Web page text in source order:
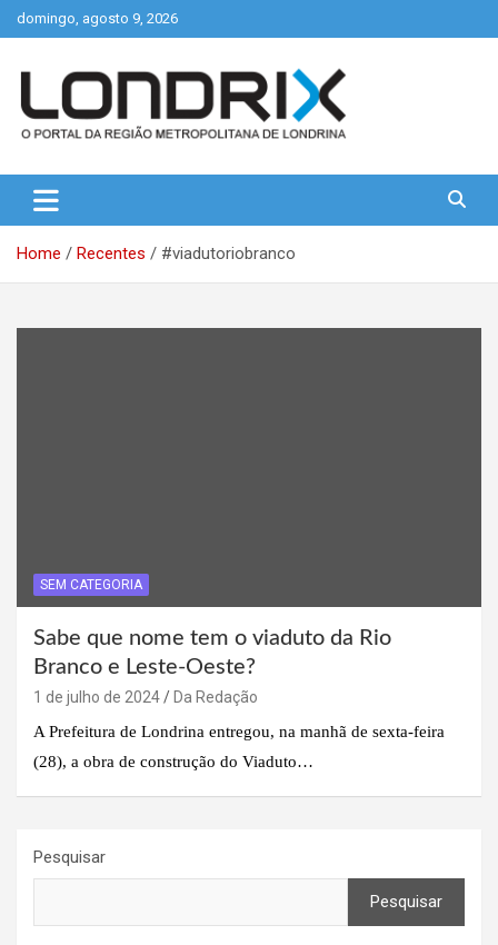
Skip
to
domingo, agosto 9, 2026
Londrix
Home Recentes #viadutoriobranco
SEM CATEGORIA
Sabe que nome tem o viaduto da Rio
Branco e Leste-Oeste?
1 de julho de 2024
Da Redação
A Prefeitura de Londrina entregou, na manhã de sexta-feira
(28), a obra de construção do Viaduto…
Pesquisar
Pesquisar